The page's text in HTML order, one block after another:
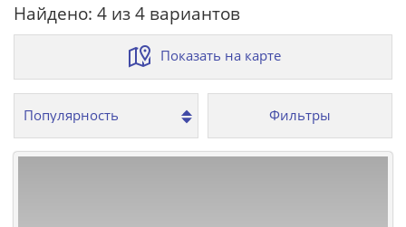
Найдено: 4 из 4 вариантов
Показать на карте
Фильтры